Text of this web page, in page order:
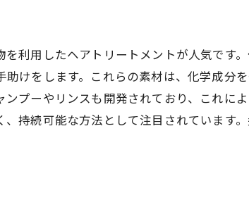
組み
果
法
利用したヘアトリートメントが人気です
けをします。これらの素材は、化学成分
プーやリンスも開発されており、これに
持続可能な方法として注目されています